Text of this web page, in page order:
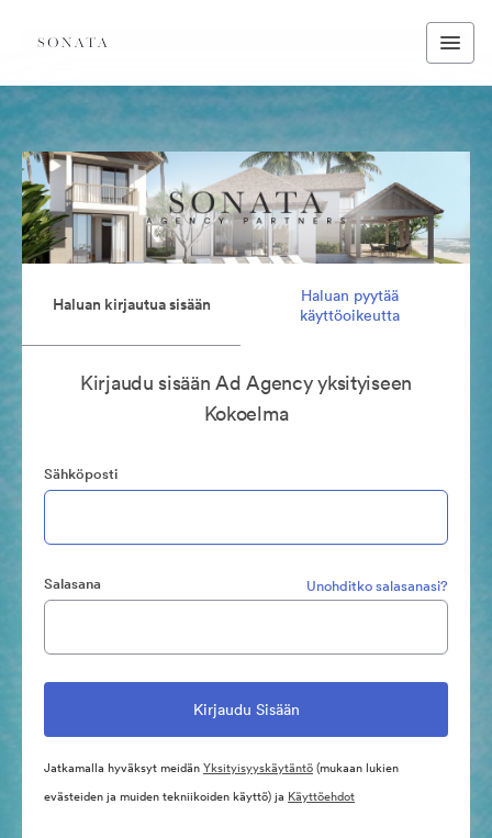
Haluan kirjautua sisään
Haluan pyytää
käyttöoikeutta
Kirjaudu sisään Ad Agency yksityiseen
Kokoelma
Sähköposti
Salasana Unohditko salasanasi?
Jatkamalla hyväksyt meidänYksityisyyskäytäntö(mukaan lukien
evästeiden ja muiden tekniikoiden käyttö) ja Käyttöehdot